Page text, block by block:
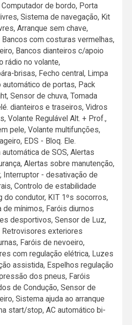
de bordo, Porta
Sistema de navegação, Kit
Arranque sem chave,
com costuras vermelhas,
Bancos dianteiros c/apoio
rádio no volante,
brisas, Fecho central, Limpa
de portas, Pack
Sensor de chuva, Tomada
dianteiros e traseiros, Vidros
Volante Regulável Alt. + Prof.,
pele, Volante multifunções,
EDS - Bloq. Ele.
automática de SOS, Alertas
Alertas sobre manutenção,
Interruptor - desativação de
Controlo de estabilidade
do condutor, KIT 1ºs socorros,
de mínimos, Faróis diurnos
desportivos, Sensor de Luz,
exteriores
Faróis de nevoeiro,
com regulação elétrica, Luzes
assistida, Espelhos regulação
dos pneus, Faróis
de Condução, Sensor de
Sistema ajuda ao arranque
start/stop, AC automático bi-